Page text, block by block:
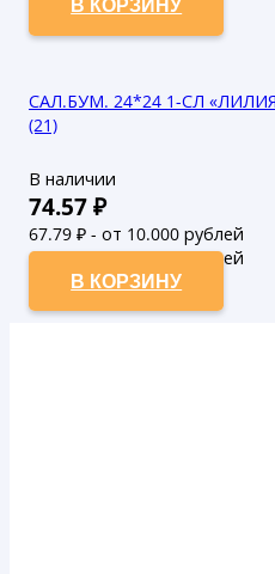
САЛ.БУМ. 24*24 1-СЛ
(21)
В наличии
74.57₽
67.79 ₽ - от 10.000 рублей
61.63₽ - от 50.000 рублей
В КОРЗИНУ